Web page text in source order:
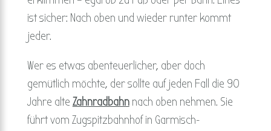
ist sicher: Nach oben und wieder runter kommt
jeder.
Wer es etwas abenteuerlicher, aber doch
gemütlich möchte, der sollte auf jeden Fall die 90
Jahre alte Zahnradbahnnach oben nehmen. Sie
führt vom Zugspitzbahnhof in Garmisch-